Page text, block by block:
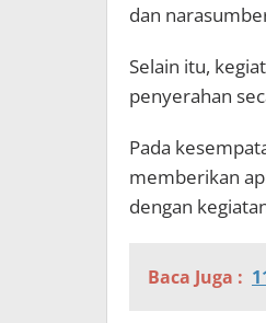
dan
Selain itu,
penyerahan
Pada
memberikan
dengan
Baca Juga :